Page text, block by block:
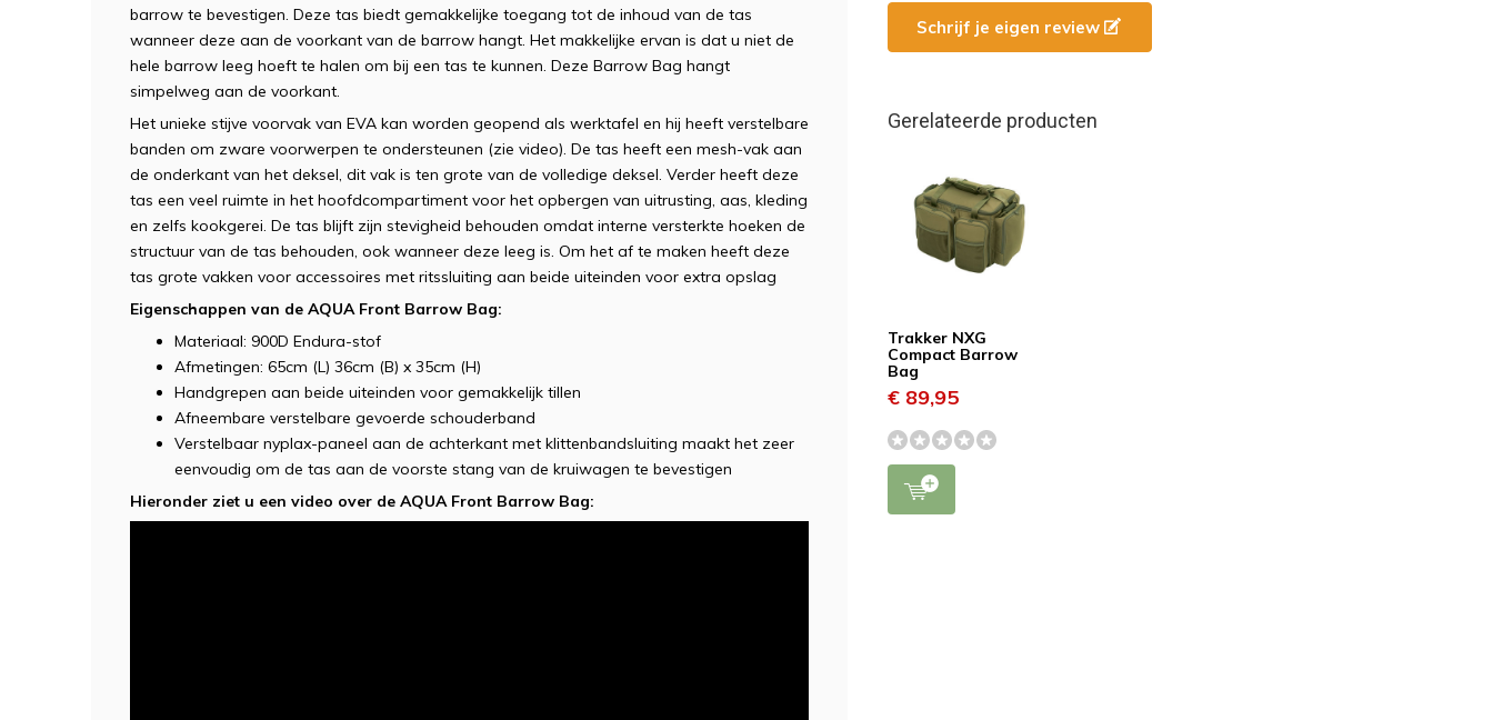
barrow te bevestigen. Deze tas biedt gemakkelijke toegang tot de inhoud van de tas
wanneer deze aan de voorkant van de barrow hangt. Het makkelijke ervan is dat u niet de
hele barrow leeg hoeft te halen om bij een tas te kunnen. Deze Barrow Bag hangt
simpelweg aan de voorkant.
Het unieke stijve voorvak van EVA kan worden geopend als werktafel en hij heeft verstelbare
banden om zware voorwerpen te ondersteunen (zie video). De tas heeft een mesh-vak aan
de onderkant van het deksel, dit vak is ten grote van de volledige deksel. Verder heeft deze
tas een veel ruimte in het hoofdcompartiment voor het opbergen van uitrusting, aas, kleding
en zelfs kookgerei. De tas blijft zijn stevigheid behouden omdat interne versterkte hoeken de
structuur van de tas behouden, ook wanneer deze leeg is. Om het af te maken heeft deze
tas grote vakken voor accessoires met ritssluiting aan beide uiteinden voor extra opslag
Eigenschappen van de AQUA Front Barrow Bag:
Materiaal: 900D Endura-stof
Afmetingen: 65cm (L) 36cm (B) x 35cm (H)
Handgrepen aan beide uiteinden voor gemakkelijk tillen
Afneembare verstelbare gevoerde schouderband
Verstelbaar nyplax-paneel aan de achterkant met klittenbandsluiting maakt het zeer
eenvoudig om de tas aan de voorste stang van de kruiwagen te bevestigen
Hieronder ziet u een video over de AQUA Front Barrow Bag:
Schrijf je eigen review
Gerelateerde producten
Trakker NXG
Compact Barrow
Bag
€ 89,95